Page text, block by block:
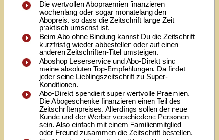
Die wertvollen Abopraemien finanzieren
wochenlang oder sogar monatelang den
Abopreis, so dass die Zeitschrift lange Zeit
praktisch umsonst ist.
Beim Abo ohne Bindung kannst Du die Zeitschrift
kurzfristig wieder abbestellen oder auf einen
anderen Zeitschriften-Titel umsteigen.
Aboshop Leserservice und Abo-Direkt sind
meine absoluten Top-Empfehlungen. Da findet
jeder seine Lieblingszeitschrift zu Super-
Konditionen.
Abo-Direkt spendiert super wertvolle Praemien.
Die Abogeschenke finanzieren einen Teil des
Zeitschriftenpreises. Allerdíngs sollen der neue
Kunde und der Werber verschiedene Personen
sein. Also einfach mit einem Familienmitglied
oder Freund zusammen die Zeitschrift bestellen.